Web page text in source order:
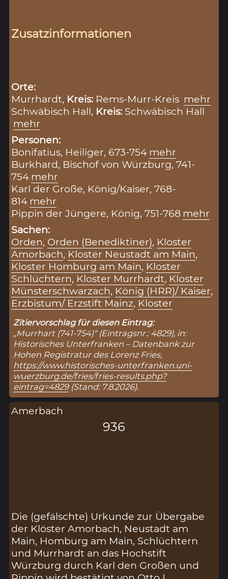
Zusatzinformationen
Orte:
Murrhardt, Kreis: Rems-Murr-Kreis mehr
Schwäbisch Hall, Kreis: Schwäbisch Hall
mehr
Personen:
Bonifatius, Heiliger, 673-754 mehr
Burkhard, Bischof von Würzburg, 741-
754 mehr
Karl der Große, König/Kaiser, 768-
814 mehr
Pippin der Jüngere, König, 751-768 mehr
Sachen:
Orden, Orden (Benediktiner), Kloster
Amorbach, Kloster Neustadt am Main,
Kloster Homburg am Main, Kloster
Schlüchtern, Kloster Murrhardt, Kloster
Münsterschwarzach, König (HRR)/ Kaiser,
Erzbistum/ Erzstift Mainz, Kloster
Zitiervorschlag für diesen Eintrag:
„Murrhart (741-754)“ (Eintragsnr.: 4829), in:
Historisches Unterfranken – Datenbank zur
Hohen Registratur des Lorenz Fries,
https://www.historisches-unterfranken.uni-
wuerzburg.de/fries/fries-results.php?
eintrag=4829(Stand: 7.8.2026).
Amerbach
936
Die (gefälschte) Urkunde zur Übergabe
der Klöster Amorbach, Neustadt am
Main, Homburg am Main, Schlüchtern
und Murrhardt an das Hochstift
Würzburg durch Karl den Großen und